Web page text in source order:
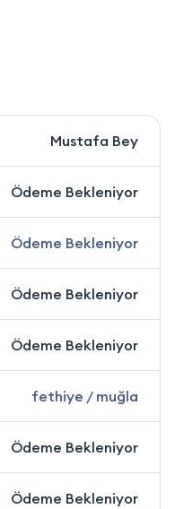
Mustafa Bey
Ödeme Bekleniyor
Ödeme Bekleniyor
Ödeme Bekleniyor
Ödeme Bekleniyor
fethiye / muğla
Ödeme Bekleniyor
Ödeme Bekleniyor